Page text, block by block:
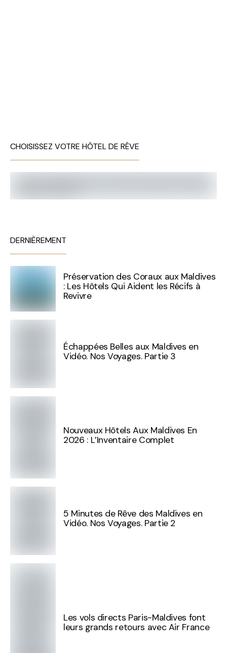
CHOISISSEZ VOTRE HÔTEL DE RÊVE
DERNIÈREMENT
Préservation des Coraux aux Maldives
: Les Hôtels Qui Aident les Récifs à
Revivre
Échappées Belles aux Maldives en
Vidéo. Nos Voyages. Partie 3
Nouveaux Hôtels Aux Maldives En
2026 : L’Inventaire Complet
5 Minutes de Rêve des Maldives en
Vidéo. Nos Voyages. Partie 2
Les vols directs Paris-Maldives font
leurs grands retours avec Air France